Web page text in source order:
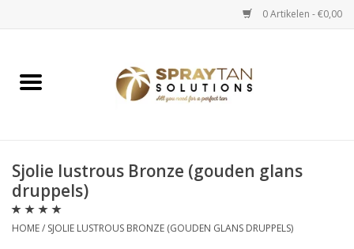
0 Artikelen - €0,00
Home
Spray Tan Starterspakketten
Spray Tan Vloeistoffen
Sjolie lustrous Bronze (gouden glans
druppels)
HOME/ SJOLIE LUSTROUS BRONZE (GOUDEN GLANS DRUPPELS)